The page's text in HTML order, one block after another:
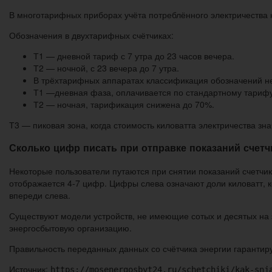
В многотарифных приборах учёта потреблённого
Обозначения в двухтарифных счётчиках:
Т1 — дневной тариф с 7 утра до 23 часов вечера.
Т2 — ночной, с 23 вечера до 7 утра.
В трёхтарифных аппаратах классификация обозначений
Т1 —дневная фаза, оплачивается по стандартному
Т2 — ночная, тарификация снижена до 70%.
Т3 — пиковая зона, когда стоимость киловатта электричества
Сколько цифр писать при отправке показаний
Некоторые пользователи путаются при снятии показаний
отображается 4-7 цифр. Цифры слева означают доли киловатт,
впереди слева.
Существуют модели устройств, не имеющие сотых и десятых на
энергосбытовую организацию.
Правильность переданных данных со счётчика энергии
Источник: https://mosenergosbyt24.ru/schetchiki/kak-